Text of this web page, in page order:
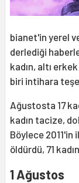
bianet'in yerel
derlediği
kadın, altı
biri intihara
Ağustosta 17
kadın tacize,
Böylece 2011'in
öldürdü, 71
1 Ağustos